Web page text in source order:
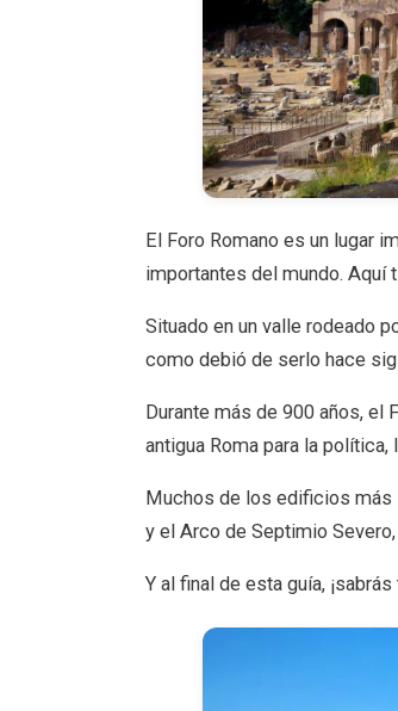
El Foro Romano es un lugar
importantes del mundo. Aquí
Situado en un valle rodeado
como debió de serlo hace
Durante más de 900 años,
antigua Roma para la
Muchos de los edificios más
y el Arco de Septimio
Y al final de esta guía,